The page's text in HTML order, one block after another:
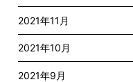
2021年11月
2021年10月
2021年9月